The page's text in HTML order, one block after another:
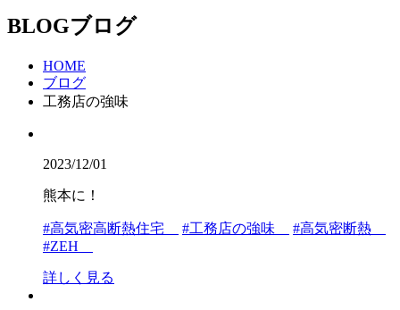
BLOGブログ
HOME
ブログ
工務店の強味
2023/12/01
熊本に！
#高気密高断熱住宅 #工務店の強味
#高気密断熱
#ZEH
詳しく見る